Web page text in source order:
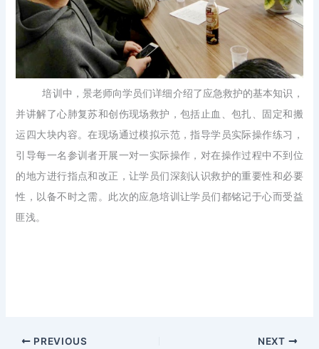
培训中，景老师向学员们详细介绍了应急救护的基本知识，
并讲解了心肺复苏和创伤现场救护，包括止血、包扎、固定和搬
运四大块内容。在现场通过模拟示范，指导学员实际操作练习，
引导每一名参训者开展一对一实际操作，对在操作过程中不到位
的地方进行指点和改正，让学员们深刻认识救护的重要性和必要
性，以备不时之需。此次的应急培训让学员们都铭记于心而受益
匪浅。
PREVIOUS NEXT